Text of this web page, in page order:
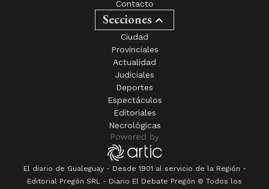
Contacto
Secciones
Ciudad
Provinciales
Actualidad
Judiciales
Deportes
Espectáculos
Editoriales
Necrológicas
El diario de Gualeguay - Desde 1901 al servicio de la Región -
Editorial Pregón SRL - Diario El Debate Pregón © Todos los